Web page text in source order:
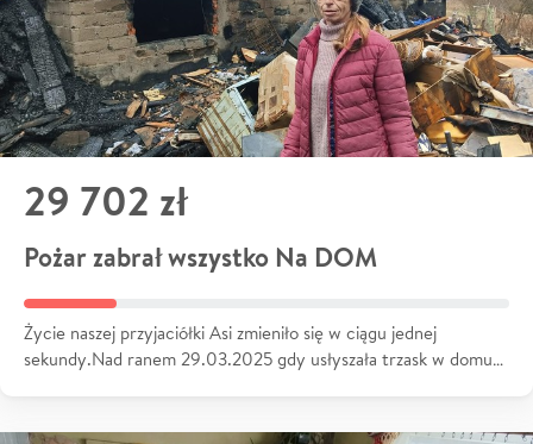
29 702 zł
Pożar zabrał wszystko Na DOM
Życie naszej przyjaciółki Asi zmieniło się w ciągu jednej
sekundy.Nad ranem 29.03.2025 gdy usłyszała trzask w domu…